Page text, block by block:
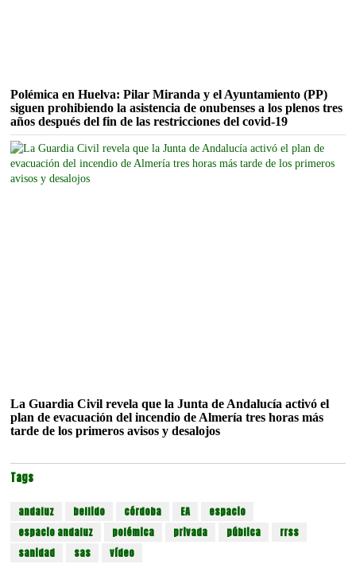
Polémica en Huelva: Pilar Miranda y el Ayuntamiento (PP)
siguen prohibiendo la asistencia de onubenses a los plenos tres
años después del fin de las restricciones del covid-19
La Guardia Civil revela que la Junta de Andalucía activó el
plan de evacuación del incendio de Almería tres horas más
tarde de los primeros avisos y desalojos
Tags
andaluz bellido córdoba EA
espacio
espacio andaluz
polémica privada pública
rrss
sanidad
sas vídeo